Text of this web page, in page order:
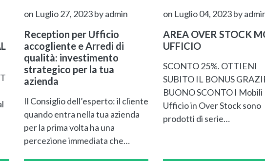
on Luglio 27, 2023by admin
Reception per Ufficio
accogliente e Arredi di
qualità: investimento
strategico per la tua
azienda
Il Consiglio dell’esperto: il cliente
quando entra nella tua azienda
per la prima volta ha una
percezione immediata che…
on Luglio 04, 2023by
AREA OVER STOCK
UFFICIO
SCONTO 25%. OTTIENI
SUBITO IL BONUS
BUONO SCONTO I Mobili
Ufficio in Over Stock sono
prodotti di serie…